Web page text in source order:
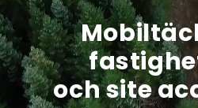
och site